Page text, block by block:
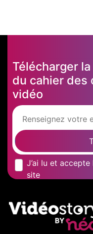
Télécharger
du cahier des
vidéo
J’ai lu et accepte
site